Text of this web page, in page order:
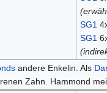
SG1
SG1
andere Enkelin. Als
Zahn. Hammond